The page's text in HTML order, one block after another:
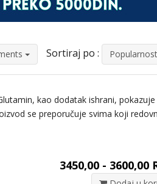
Sortiraj po :
kao dodatak ishrani, pokazuje
se preporučuje svima koji
3450,00 - 3600,00